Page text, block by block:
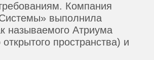
Компания
выполнила
называемого Атриума
пространства) и